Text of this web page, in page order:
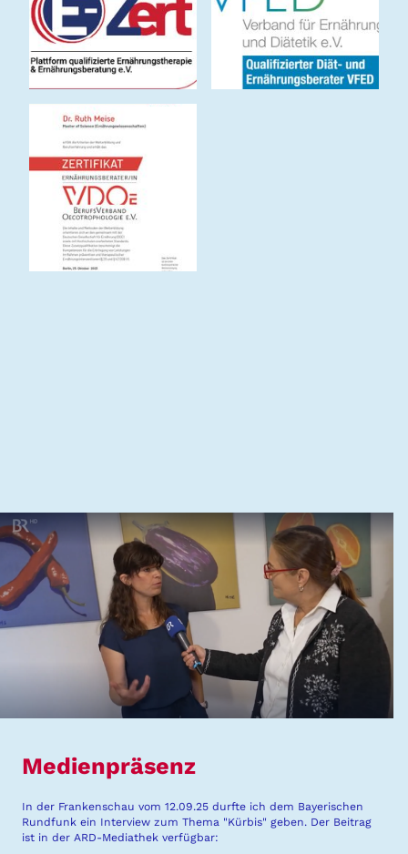
Medienpräsenz
In der Frankenschau vom 12.09.25 durfte ich dem Bayerischen
Rundfunk ein Interview zum Thema "Kürbis" geben. Der Beitrag
ist in der ARD-Mediathek verfügbar: